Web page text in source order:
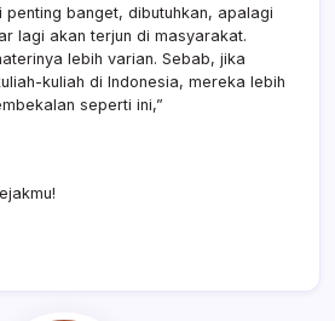
penting banget, dibutuhkan, apalagi
lagi akan terjun di masyarakat.
lebih varian. Sebab, jika
kuliah di Indonesia, mereka lebih
seperti ini,”